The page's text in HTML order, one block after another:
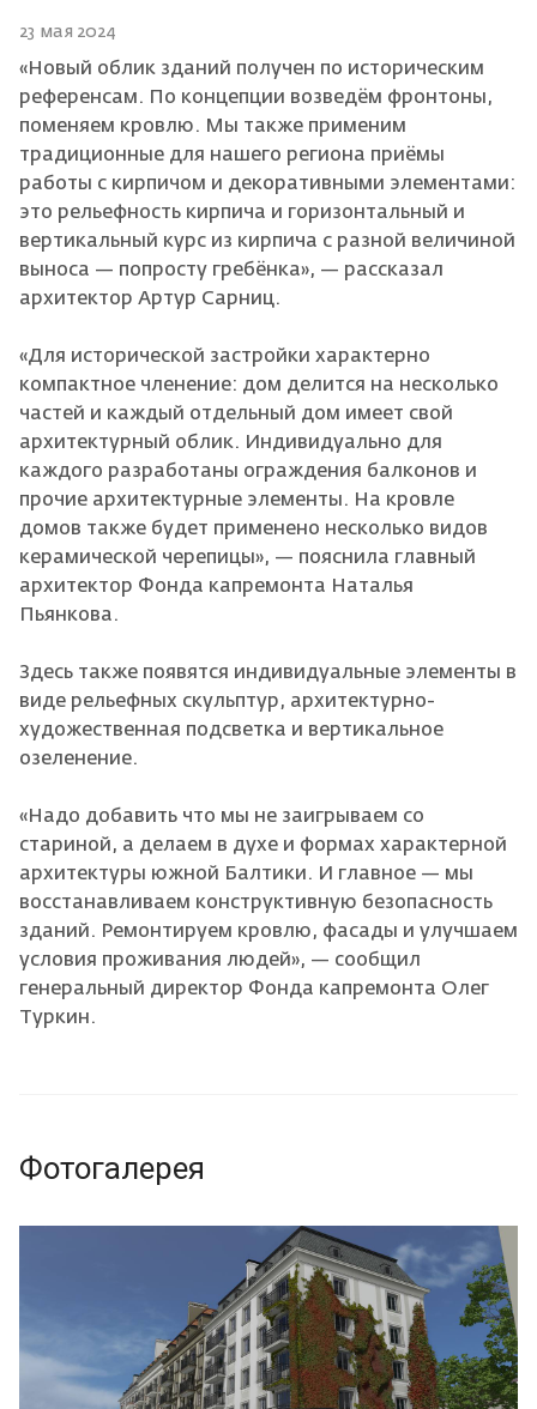
23 мая 2024
«Новый облик зданий получен по историческим
референсам. По концепции возведём фронтоны,
поменяем кровлю. Мы также применим
традиционные для нашего региона приёмы
работы с кирпичом и декоративными элементами:
это рельефность кирпича и горизонтальный и
вертикальный курс из кирпича с разной величиной
выноса — попросту гребёнка», — рассказал
архитектор Артур Сарниц.
«Для исторической застройки характерно
компактное членение: дом делится на несколько
частей и каждый отдельный дом имеет свой
архитектурный облик. Индивидуально для
каждого разработаны ограждения балконов и
прочие архитектурные элементы. На кровле
домов также будет применено несколько видов
керамической черепицы», — пояснила главный
архитектор Фонда капремонта Наталья
Пьянкова.
Здесь также появятся индивидуальные элементы в
виде рельефных скульптур, архитектурно-
художественная подсветка и вертикальное
озеленение.
«Надо добавить что мы не заигрываем со
стариной, а делаем в духе и формах характерной
архитектуры южной Балтики. И главное — мы
восстанавливаем конструктивную безопасность
зданий. Ремонтируем кровлю, фасады и улучшаем
условия проживания людей», — сообщил
генеральный директор Фонда капремонта Олег
Туркин.
Фотогалерея